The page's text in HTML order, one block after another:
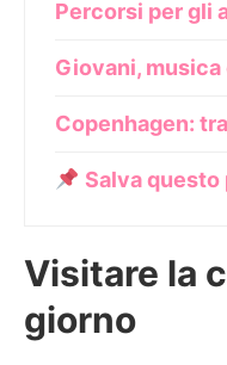
Percorsi per gli
Giovani, musica
Copenhagen:
Salva
Visitare la
giorno